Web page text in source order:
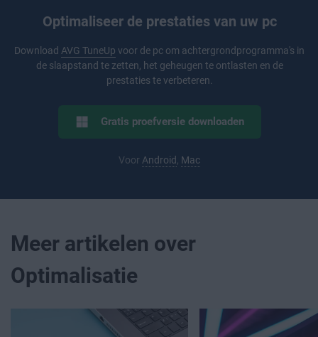
Optimaliseer de prestaties van uw pc
Download AVG TuneUp voor de pc om achtergrondprogramma's in
de slaapstand te zetten, het geheugen te ontlasten en de
prestaties te verbeteren.
Gratis proefversie downloaden
Voor Android Mac
Meer artikelen over
Optimalisatie